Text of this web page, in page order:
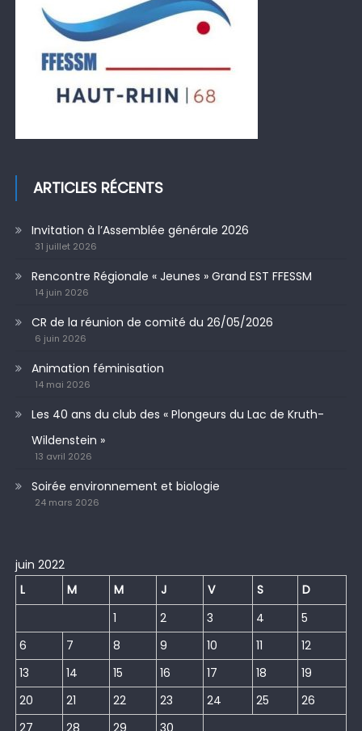
ARTICLES RÉCENTS
Invitation à l’Assemblée générale 2026
31 juillet 2026
Rencontre Régionale « Jeunes » Grand EST FFESSM
14 juin 2026
CR de la réunion de comité du 26/05/2026
6 juin 2026
Animation féminisation
14 mai 2026
Les 40 ans du club des « Plongeurs du Lac de Kruth-
Wildenstein »
13 avril 2026
Soirée environnement et biologie
24 mars 2026
juin 2022
L
M M J V S
D
1
2 3 4
5
6
7 8 9 10 11
12
13
14 15 16 17 18
19
20
21 22 23 24 25
26
27
28 29 30